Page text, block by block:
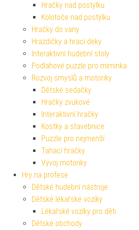
Hračky nad postýlku
Kolotoče nad postýlku
Hračky do vany
Hrazdičky a hrací deky
Interaktivní hudební stoly
Podlahové puzzle pro miminka
Rozvoj smyslů a motoriky
Dětské sedačky
Hračky zvukové
Interaktivní hračky
Kostky a stavebnice
Puzzle pro nejmenší
Tahací hračky
Vývoj motoriky
Hry na profese
Dětské hudební nástroje
Dětské lékařské vozíky
Lékařské vozíky pro děti
Dětské obchody